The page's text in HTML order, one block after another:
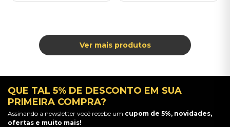
QUE TAL 5% DE DESCONTO EM SUA
PRIMEIRA COMPRA?
Assinando a newsletter você recebe um cupom de 5%, novidades,
ofertas e muito mais!